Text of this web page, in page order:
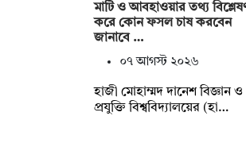
মাটি ও আবহাওয়ার তথ্য
করে কোন ফসল চাষ করবেন
জানাবে …
০৭ আগস্ট ২০২৬
হাজী মোহাম্মদ দানেশ বিজ্ঞান ও
প্রযুক্তি বিশ্ববিদ্যালয়ের (হা…